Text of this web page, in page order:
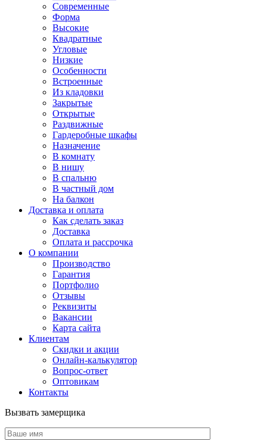
Современные
Форма
Высокие
Квадратные
Угловые
Низкие
Особенности
Встроенные
Из кладовки
Закрытые
Открытые
Раздвижные
Гардеробные шкафы
Назначение
В комнату
В нишу
В спальню
В частный дом
На балкон
Доставка и оплата
Как сделать заказ
Доставка
Оплата и рассрочка
О компании
Производство
Гарантия
Портфолио
Отзывы
Реквизиты
Вакансии
Карта сайта
Клиентам
Скидки и акции
Онлайн-калькулятор
Вопрос-ответ
Оптовикам
Контакты
Вызвать замерщика